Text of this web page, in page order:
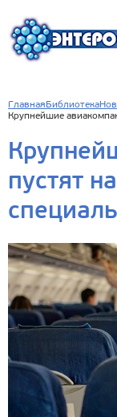
Главная Библиотека
Крупнейшие
пустят